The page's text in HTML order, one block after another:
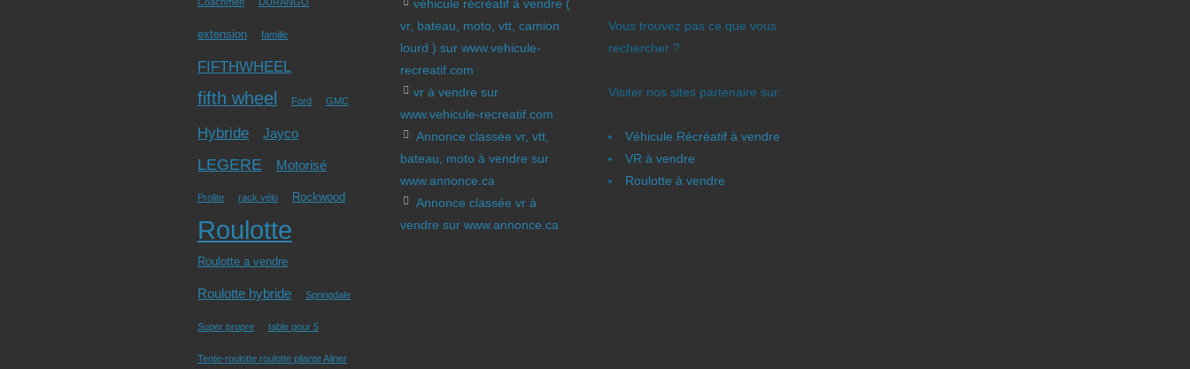
extension famille
FIFTHWHEEL
fifth wheel Ford GMC
Hybride Jayco
LEGERE Motorisé
Prolite rack vélo Rockwood
Roulotte
Roulotte a vendre
Roulotte hybride Springdale
Super propre table pour 5
Tente-roulotte roulotte pliante Aliner
véhicule récréatif à vendre (
vr, bateau, moto, vtt, camion
lourd ) sur www.vehicule-
recreatif.com
vr à vendre sur
www.vehicule-recreatif.com
Annonce classée vr, vtt,
bateau, moto à vendre sur
www.annonce.ca
Annonce classée vr à
vendre sur www.annonce.ca
Vous trouvez pas ce que vous
rechercher ?
Visiter nos sites partenaire sur:
Véhicule Récréatif à vendre
VR à vendre
Roulotte à vendre